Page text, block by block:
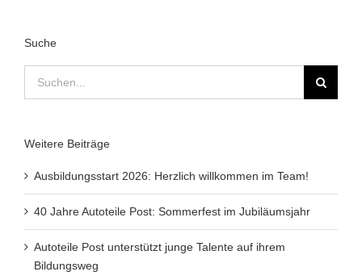
Suche
Weitere Beiträge
Ausbildungsstart 2026: Herzlich willkommen im Team!
40 Jahre Autoteile Post: Sommerfest im Jubiläumsjahr
Autoteile Post unterstützt junge Talente auf ihrem
Bildungsweg